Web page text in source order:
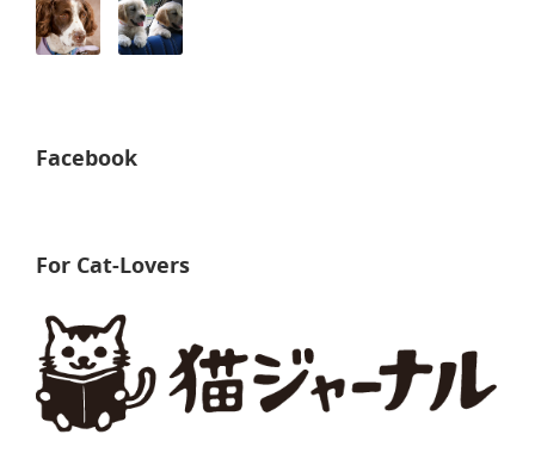
Facebook
For Cat-Lovers